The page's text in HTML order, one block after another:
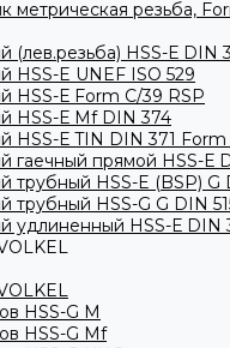
резьба,
HSS-Е DIN
E UNEF ISO 529
HSS-Е Form C/39 RSP
HSS-Е Mf DIN 374
HSS-Е TIN DIN 371 Form
гаечный прямой HSS-Е
HSS-E (BSP) G
HSS-G G DIN
удлиненный HSS-Е DIN
HSS-G M
HSS-G Mf